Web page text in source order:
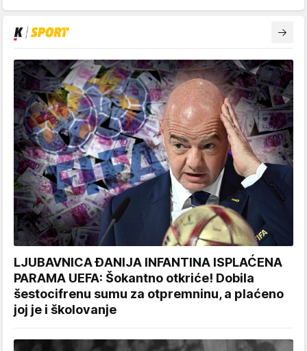
LJUBAVNICA ĐANIJA INFANTINA ISPLAĆENA
PARAMA UEFA: Šokantno otkriće! Dobila
šestocifrenu sumu za otpremninu, a plaćeno
joj je i školovanje